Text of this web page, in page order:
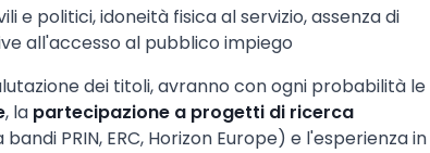
e politici, idoneità fisica al servizio, assenza di
all'accesso al pubblico impiego
dei titoli, avranno con ogni probabilità le
, la partecipazione a progetti di ricerca
PRIN, ERC, Horizon Europe) e l'esperienza in